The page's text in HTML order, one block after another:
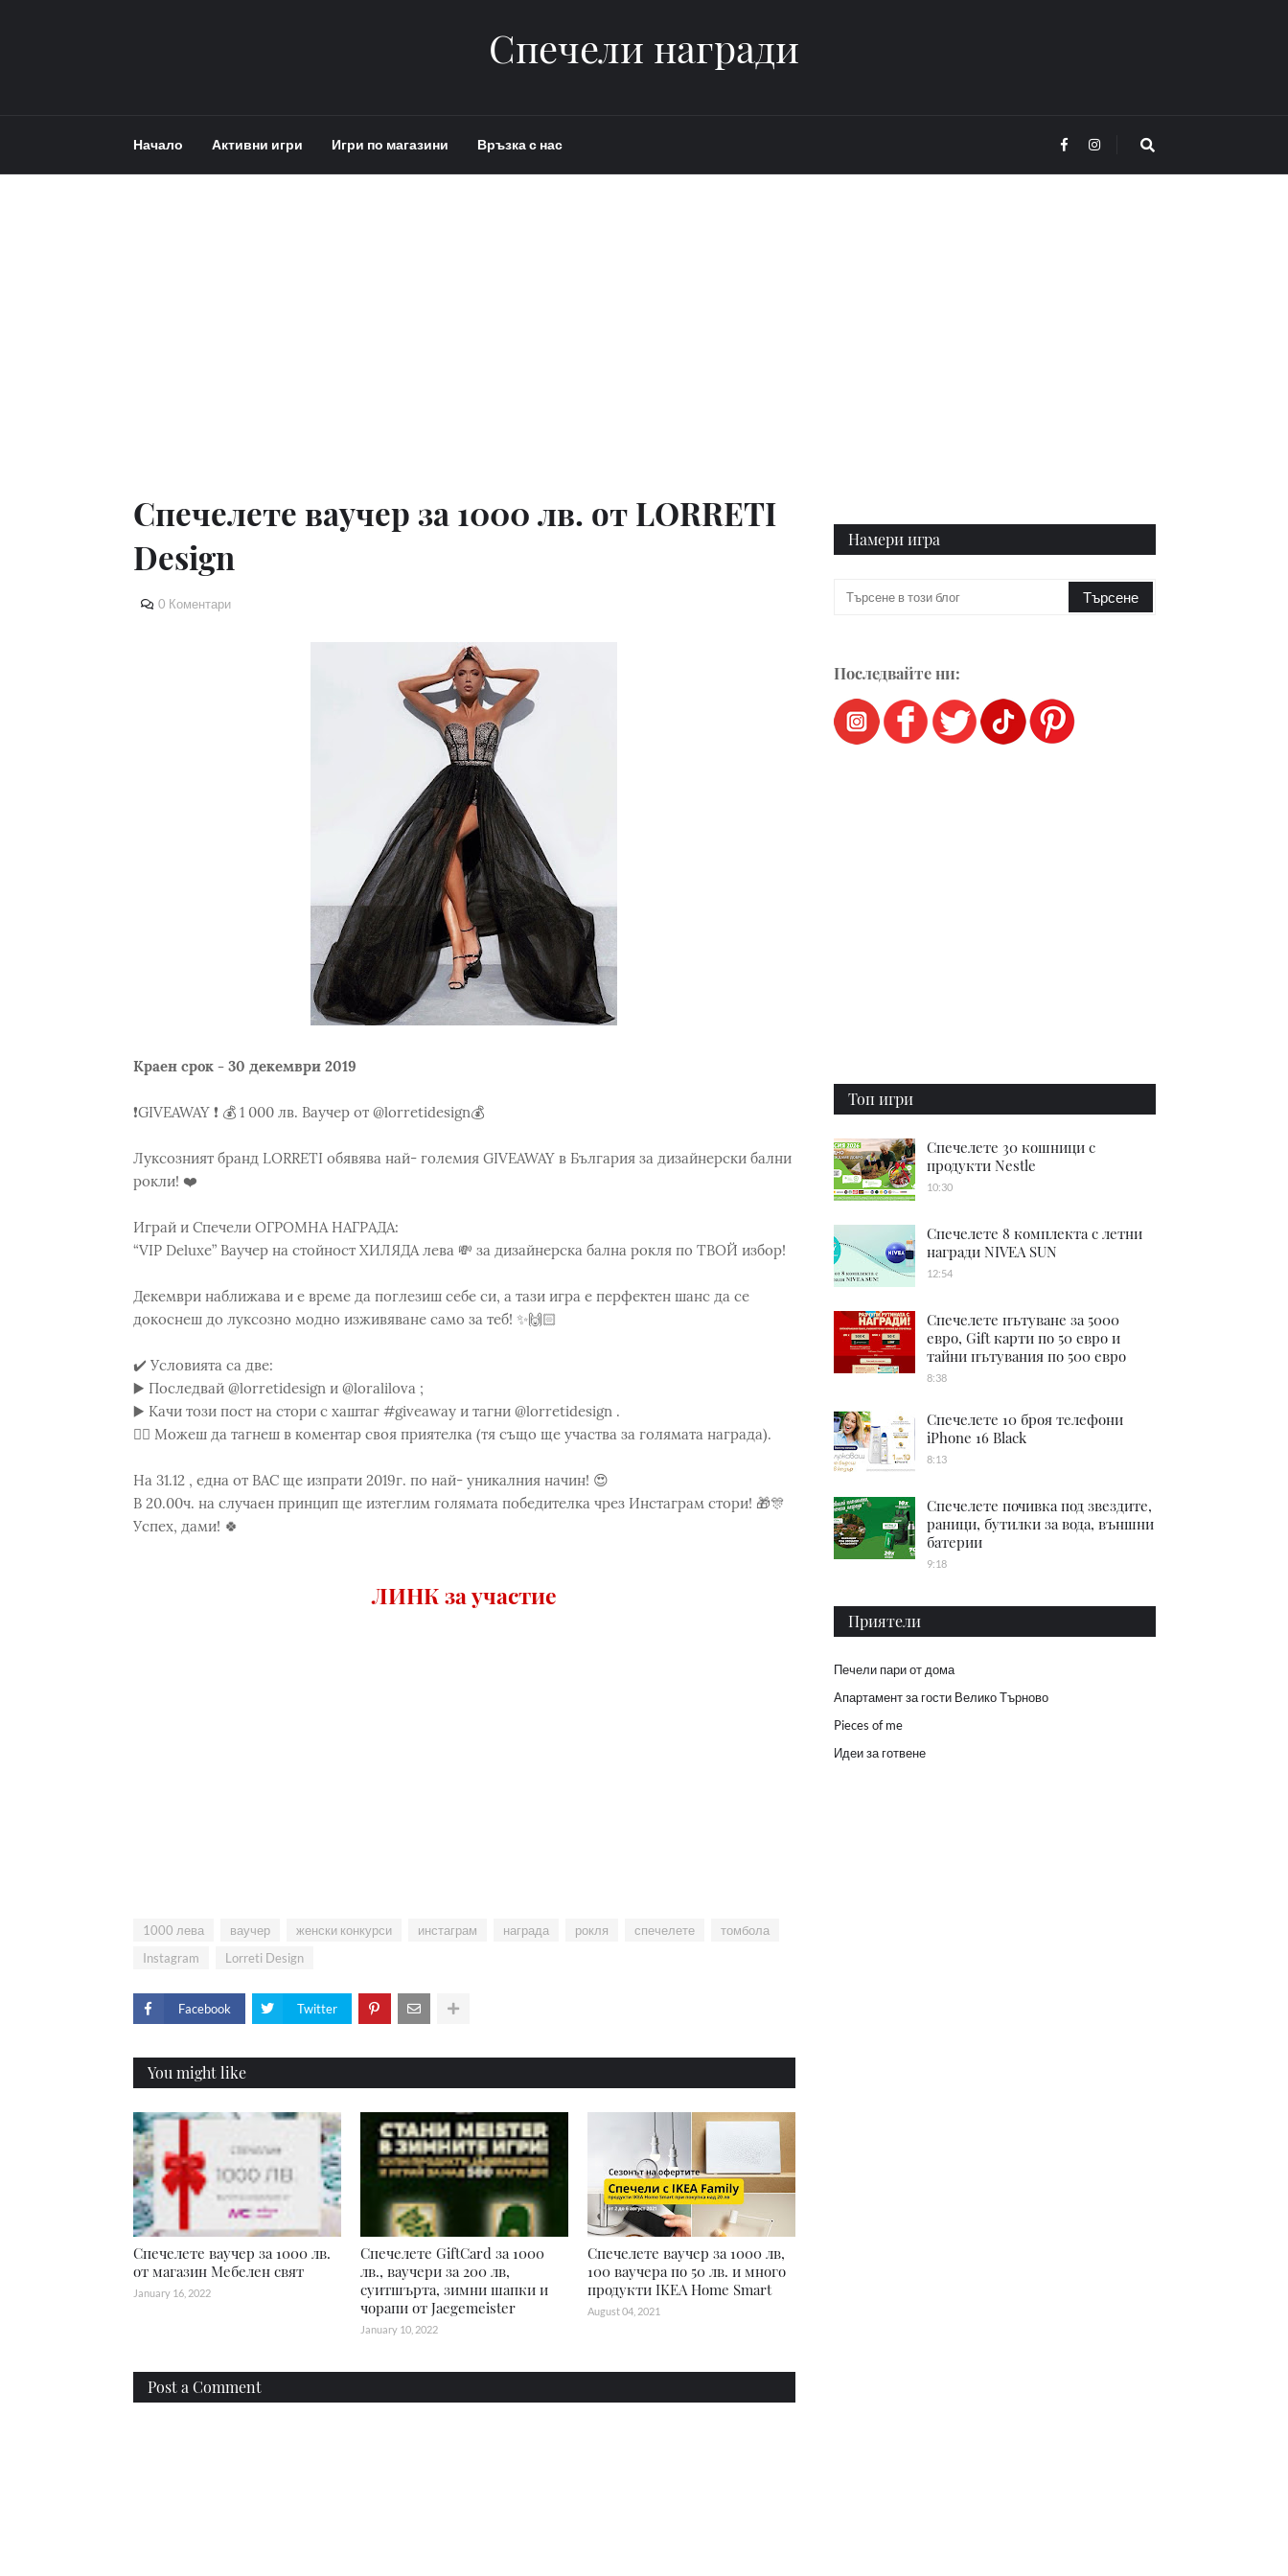
Спечели награди
Начало Активни игри Игри по магазини Връзка с нас
Спечелете ваучер за 1000 лв. от LORRETI
Design
0 Коментари
Краен срок - 30 декември 2019
❗️GIVEAWAY ❗️ 💰 1 000 лв. Ваучер от @lorretidesign💰
Луксозният бранд LORRETI обявява най- големия GIVEAWAY в България за дизайнерски бални
рокли! ❤️
Играй и Спечели ОГРОМНА НАГРАДА:
“VIP Deluxe” Ваучер на стойност ХИЛЯДА лева 💸 за дизайнерска бална рокля по ТВОЙ избор!
Декември наближава и е време да поглезиш себе си, а тази игра е перфектен шанс да се
докоснеш до луксозно модно изживяване само за теб! ✨🙌🏻
✔️ Условията са две:
▶️ Последвай @lorretidesign и @loralilova ;
▶️ Качи този пост на стори с хаштаг #giveaway и тагни @lorretidesign .
👯‍♀️ Можеш да тагнеш в коментар своя приятелка (тя също ще участва за голямата награда).
На 31.12 , една от ВАС ще изпрати 2019г. по най- уникалния начин! 😍
В 20.00ч. на случаен принцип ще изтеглим голямата победителка чрез Инстаграм стори! 🎁🎊
Успех, дами! 🍀
ЛИНК за участие
1000 лева ваучер женски конкурси инстаграм награда рокля спечелете
томбола
Instagram
Lorreti Design
Facebook Twitter
You might like
Спечелете ваучер за 1000 лв.
от магазин Мебелен свят
January 16, 2022
Спечелете GiftCard за 1000
лв., ваучери за 200 лв,
суитшърта, зимни шапки и
чорапи от Jaegemeister
January 10, 2022
Спечелете ваучер за 1000 лв,
100 ваучера по 50 лв. и много
продукти IKEA Home Smart
August 04, 2021
Post a Comment
Намери игра
Последвайте ни:
Топ игри
Спечелете 30 кошници с
продукти Nestle
10:30
Спечелете 8 комплекта с летни
награди NIVEA SUN
12:54
Спечелете пътуване за 5000
евро, Gift карти по 50 евро и
тайни пътувания по 500 евро
8:38
Спечелете 10 броя телефони
iPhone 16 Black
8:13
Спечелете почивка под звездите,
раници, бутилки за вода, външни
батерии
9:18
Приятели
Печели пари от дома
Апартамент за гости Велико Търново
Pieces of me
Идеи за готвене